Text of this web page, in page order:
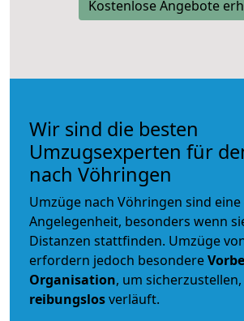
Kostenlose Angebote
Wir sind die besten
Umzugsexperten für
nach Vöhringen
Umzüge nach Vöhringen sind
Angelegenheit, besonders wenn
Distanzen stattfinden. Umzüge
erfordern jedoch besondere
Organisation, um sicherzustellen,
reibungslosverläuft.